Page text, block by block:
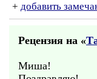
+ добавить
Рецензия на «
Миша!